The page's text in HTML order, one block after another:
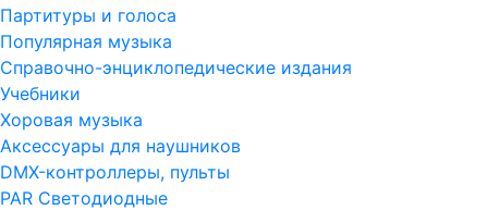
Партитуры и голоса
Популярная музыка
Справочно-энциклопедические издания
Учебники
Хоровая музыка
Аксессуары для наушников
DMX-контроллеры, пульты
PAR Светодиодные